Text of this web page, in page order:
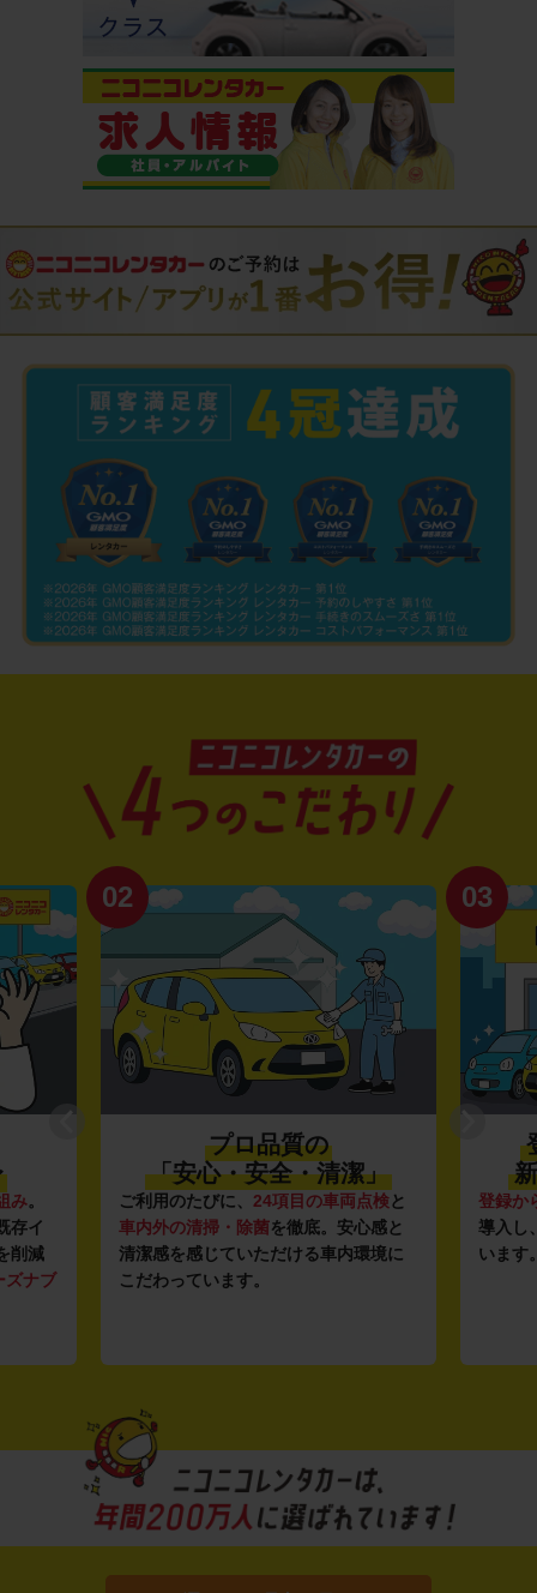
み。
存イ
削減
ズナブ
02
プロ品質の
「安心・安全・清潔」
ご利用のたびに、 24項目の車両点検と
車内外の清掃・除菌を徹底。安心感と
清潔感を感じていただける車内環境に
こだわっています。
03
登録か
導入し
います